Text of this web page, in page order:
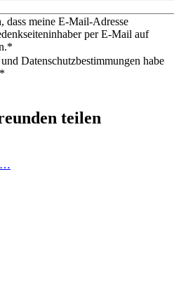
dass meine E-Mail-Adresse
per E-Mail auf
Datenschutzbestimmungen habe
teilen